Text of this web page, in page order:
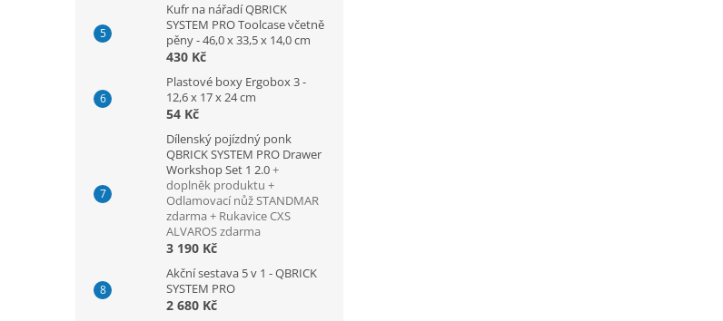
Kufr na nářadí QBRICK
SYSTEM PRO Toolcase včetně
pěny - 46,0 x 33,5 x 14,0 cm
430 Kč
Plastové boxy Ergobox 3 -
12,6 x 17 x 24 cm
54 Kč
Dílenský pojízdný ponk
QBRICK SYSTEM PRO Drawer
Workshop Set 1 2.0+
doplněk produktu +
Odlamovací nůž STANDMAR
zdarma + Rukavice CXS
ALVAROS zdarma
3 190 Kč
Akční sestava 5 v 1 - QBRICK
SYSTEM PRO
2 680 Kč